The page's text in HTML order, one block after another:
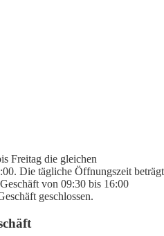
Freitag die gleichen
Die tägliche Öffnungszeit beträgt
von 09:30 bis 16:00
geschlossen.